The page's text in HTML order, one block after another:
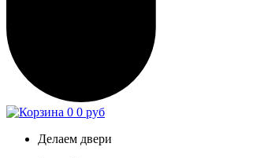
0 0 руб
Делаем двери